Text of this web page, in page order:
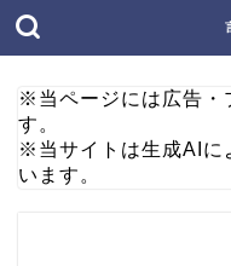
※当ページには広告・
す。
※当サイトは生成AIに
います。